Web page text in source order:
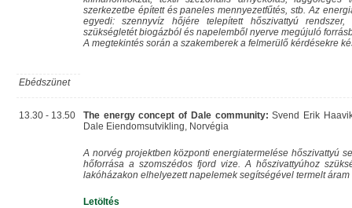
szerkezetbe épített és paneles mennyezetfűtés, stb. Az
egyedi: szennyvíz hőjére telepített hőszivattyú rendszer,
szükségletét biogázból és napelemből nyerve megújuló
A megtekintés során a szakemberek a felmerülő kérdésekre
Ebédszünet
13.30 - 13.50 The energy concept of Dale community: Svend Erik
Dale Eiendomsutvikling, Norvégia
A norvég projektben központi energiatermelése hőszivattyú
hőforrása a szomszédos fjord vize. A hőszivattyúhoz
lakóházakon elhelyezett napelemek segítségével termelt áram
Letöltés